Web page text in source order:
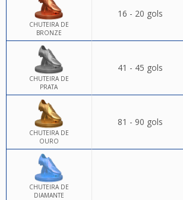
CHUTEIRA DE
BRONZE
16 - 20 gols
CHUTEIRA DE
PRATA
41 - 45 gols
CHUTEIRA DE
OURO
81 - 90 gols
CHUTEIRA DE
DIAMANTE